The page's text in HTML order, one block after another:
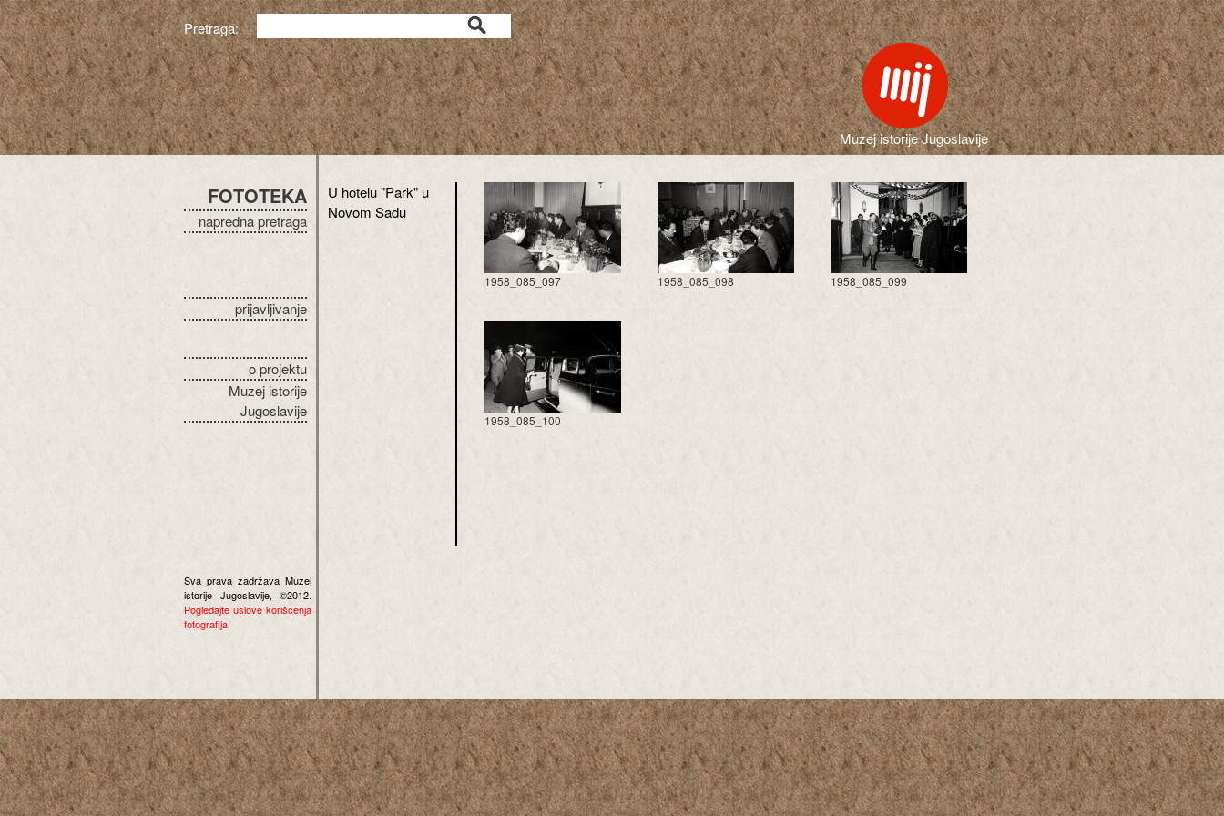
Pretraga:
Muzej istorije Jugoslavije
FOTOTEKA
napredna pretraga
prijavljivanje
o projektu
Muzej istorije
Jugoslavije
Sva prava zadržava Muzej
istorije Jugoslavije, ©2012.
Pogledajte uslove korišćenja
fotografija
U hotelu "Park" u
Novom Sadu
1958_085_097 1958_085_098 1958_085_099
1958_085_100